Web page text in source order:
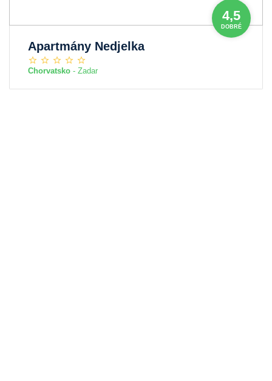
4,5
DOBRÉ
Apartmány Nedjelka
Chorvatsko - Zadar